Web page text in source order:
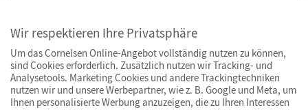
Wir respektieren Ihre Privatsphäre
Um das Cornelsen Online-Angebot vollständig nutzen zu können,
sind Cookies erforderlich. Zusätzlich nutzen wir Tracking- und
Analysetools. Marketing Cookies und andere Trackingtechniken
nutzen wir und unsere Werbepartner, wie z. B. Google und Meta, um
Ihnen personalisierte Werbung anzuzeigen, die zu Ihren Interessen